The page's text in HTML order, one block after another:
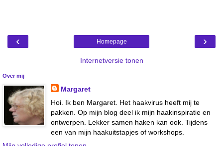
‹ ›
Homepage
Internetversie tonen
Over mij
Margaret
Hoi. Ik ben Margaret. Het haakvirus heeft mij te
pakken. Op mijn blog deel ik mijn haakinspiratie en
ontwerpen. Lekker samen haken kan ook. Tijdens
een van mijn haakuitstapjes of workshops.